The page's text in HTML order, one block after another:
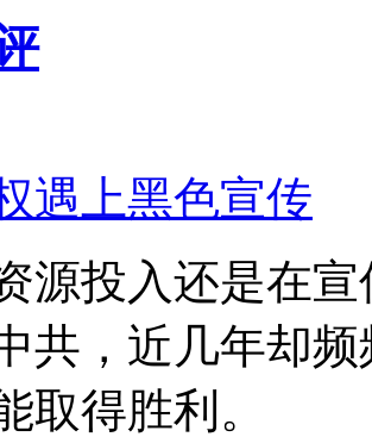
遇上黑色宣传
源投入还是在
共，近几年却
取得胜利。